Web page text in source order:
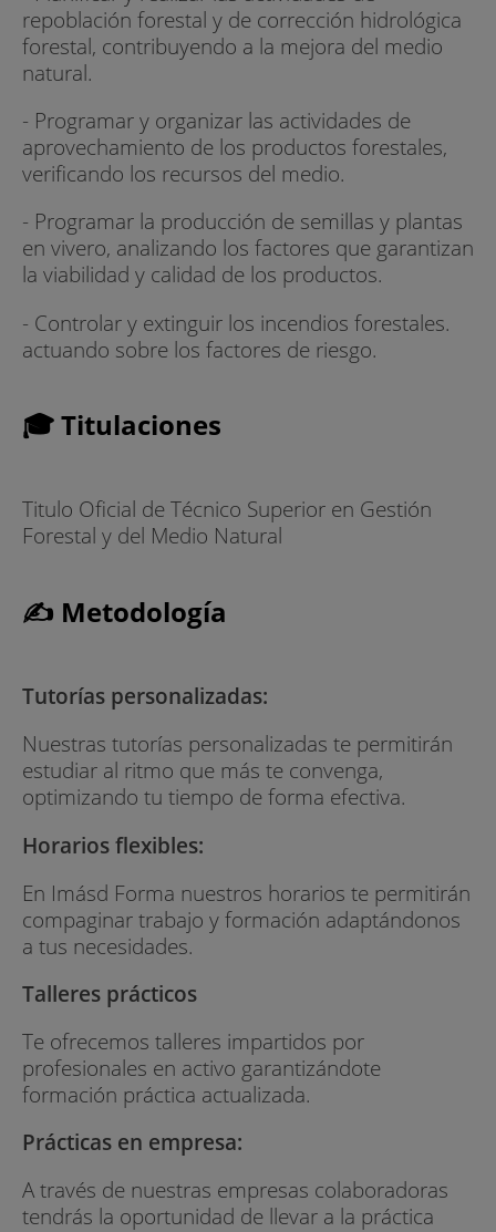
repoblación forestal y de corrección hidrológica
forestal, contribuyendo a la mejora del medio
natural.
- Programar y organizar las actividades de
aprovechamiento de los productos forestales,
verificando los recursos del medio.
- Programar la producción de semillas y plantas
en vivero, analizando los factores que garantizan
la viabilidad y calidad de los productos.
- Controlar y extinguir los incendios forestales.
actuando sobre los factores de riesgo.
🎓 Titulaciones
Titulo Oficial de Técnico Superior en Gestión
Forestal y del Medio Natural
✍ Metodología
Tutorías personalizadas:
Nuestras tutorías personalizadas te permitirán
estudiar al ritmo que más te convenga,
optimizando tu tiempo de forma efectiva.
Horarios flexibles:
En Imásd Forma nuestros horarios te permitirán
compaginar trabajo y formación adaptándonos
a tus necesidades.
Talleres prácticos
Te ofrecemos talleres impartidos por
profesionales en activo garantizándote
formación práctica actualizada.
Prácticas en empresa:
A través de nuestras empresas colaboradoras
tendrás la oportunidad de llevar a la práctica